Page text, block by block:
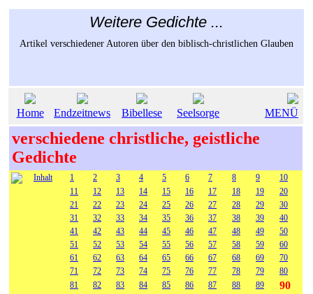
Weitere Gedichte ...
Artikel verschiedener Autoren über den biblisch-christlichen Glauben
Home Endzeitnews Bibellese Seelsorge MENÜ
verschiedene christliche, geistliche
Gedichte
Inhalt 1 2 3 4 5 6 7 8 9
10
11
12 13 14 15 16 17 18 19
20
21
22 23 24 25 26 27 28 29
30
31
32 33 34 35 36 37 38 39
40
41
42 43 44 45 46 47 48 49
50
51
52 53 54 55 56 57 58 59
60
61
62 63 64 65 66 67 68 69
70
71
72 73 74 75 76 77 78 79
80
81
82 83 84 85 86 87 88 89 90